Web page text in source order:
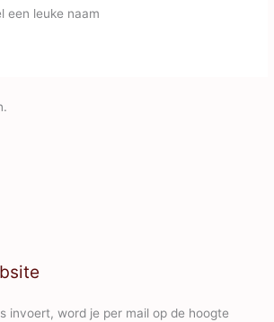
een leuke naam
invoert, word je per mail op de hoogte